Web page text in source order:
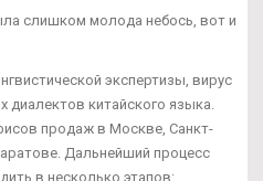
слишком молода небось, вот и
экспертизы, вирус
китайского языка.
продаж в Москве, Санкт-
Дальнейший процесс
в несколько этапов: